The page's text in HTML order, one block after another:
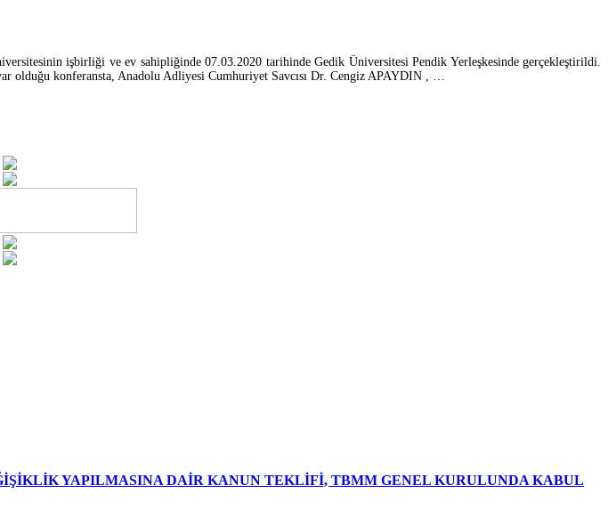
işbirliği ve ev sahipliğinde 07.03.2020 tarihinde Gedik Üniversitesi Pendik Yerleşkesinde gerçekleştirildi.
olduğu konferansta, Anadolu Adliyesi Cumhuriyet Savcısı Dr. Cengiz APAYDIN , …
YAPILMASINA DAİR KANUN TEKLİFİ, TBMM GENEL KURULUNDA KABUL